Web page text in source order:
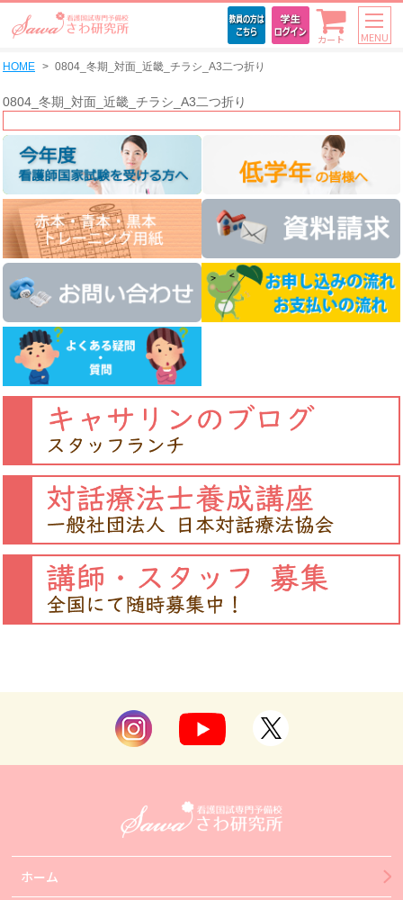
カート MENU
HOME 0804_冬期_対面_近畿_チラシ_A3二つ折り
0804_冬期_対面_近畿_チラシ_A3二つ折り
ホーム